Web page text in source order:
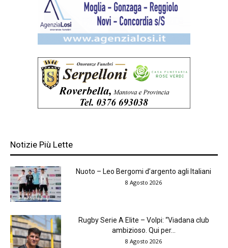
Notizie Più Lette
Nuoto – Leo Bergomi d’argento agli Italiani
8 Agosto 2026
Rugby Serie A Elite – Volpi: “Viadana club
ambizioso. Qui per...
8 Agosto 2026